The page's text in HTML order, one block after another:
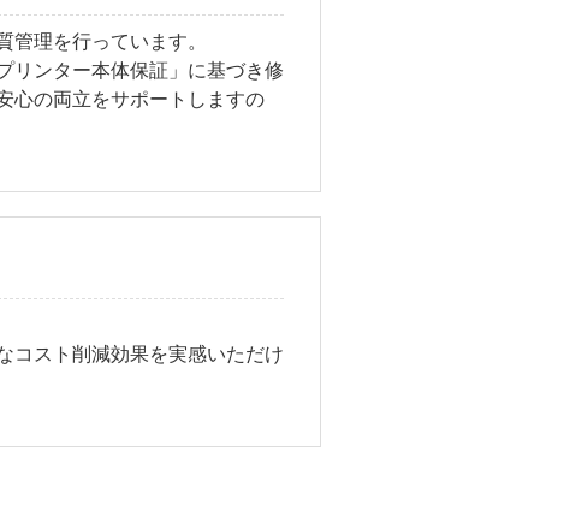
理を行っています。
リンター本体保証」に基づき修
心の両立をサポートしますの
コスト削減効果を実感いただけ